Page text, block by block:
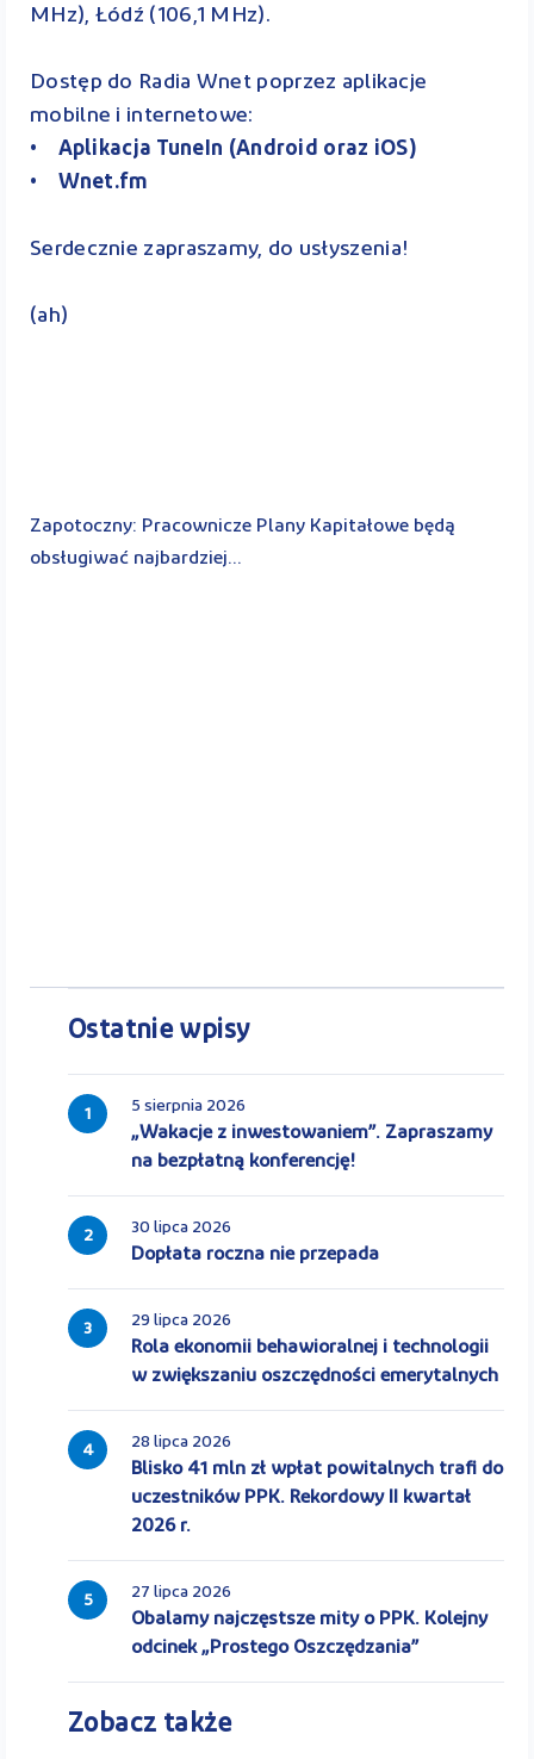
MHz), Łódź (106,1 MHz).
Dostęp do Radia Wnet poprzez aplikacje
mobilne i internetowe:
• Aplikacja TuneIn (Android oraz iOS)
• Wnet.fm
Serdecznie zapraszamy, do usłyszenia!
(ah)
Zapotoczny: Pracownicze Plany Kapitałowe będą
obsługiwać najbardziej...
Ostatnie wpisy
1 5 sierpnia 2026
„Wakacje z inwestowaniem”. Zapraszamy
na bezpłatną konferencję!
2 30 lipca 2026
Dopłata roczna nie przepada
3 29 lipca 2026
Rola ekonomii behawioralnej i technologii
w zwiększaniu oszczędności emerytalnych
4 28 lipca 2026
Blisko 41 mln zł wpłat powitalnych trafi do
uczestników PPK. Rekordowy II kwartał
2026 r.
5 27 lipca 2026
Obalamy najczęstsze mity o PPK. Kolejny
odcinek „Prostego Oszczędzania”
Zobacz także